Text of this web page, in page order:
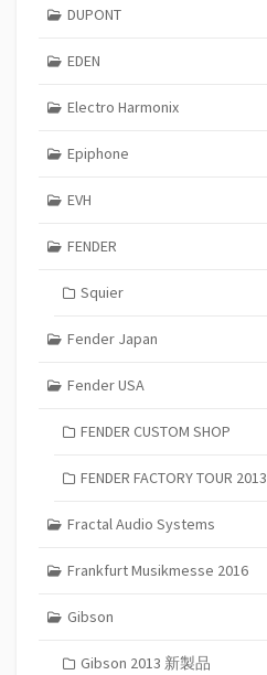
DUPONT
EDEN
Electro Harmonix
Epiphone
EVH
FENDER
Squier
Fender Japan
Fender USA
FENDER CUSTOM SHOP
FENDER FACTORY TOUR 2013
Fractal Audio Systems
Frankfurt Musikmesse 2016
Gibson
Gibson 2013 新製品